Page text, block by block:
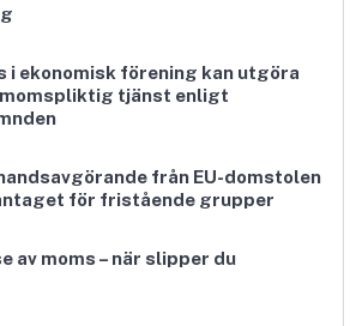
i ekonomisk förening kan utgöra
tjänst enligt
från EU-domstolen
för fristående grupper
av moms – när slipper du